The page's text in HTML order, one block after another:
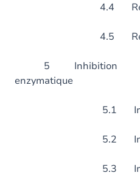
4.4
4.5
5 Inhibition
5.1 Inhibition
5.2 Inhibition
5.3 Inhibition